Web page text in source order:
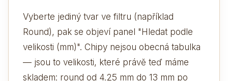
Vyberte jediný tvar ve filtru (například
Round), pak se objeví panel "Hledat podle
velikosti (mm)". Chipy nejsou obecná tabulka
— jsou to velikosti, které právě teď máme
skladem: round od 4.25 mm do 13 mm po